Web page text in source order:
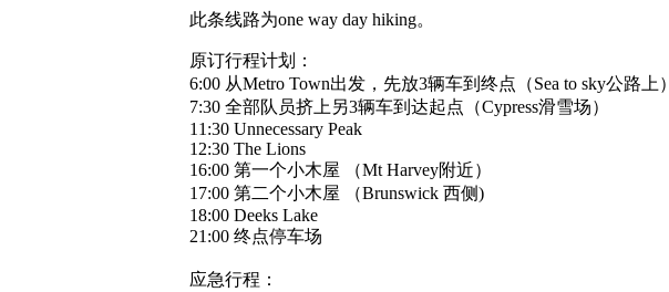
此条线路为one way day hiking。
原订行程计划：
6:00 从Metro Town出发，先放3辆车到终点（Sea to sky公路上）
7:30 全部队员挤上另3辆车到达起点（Cypress滑雪场）
11:30 Unnecessary Peak
12:30 The Lions
16:00 第一个小木屋 （Mt Harvey附近）
17:00 第二个小木屋 （Brunswick 西侧)
18:00 Deeks Lake
21:00 终点停车场
应急行程：